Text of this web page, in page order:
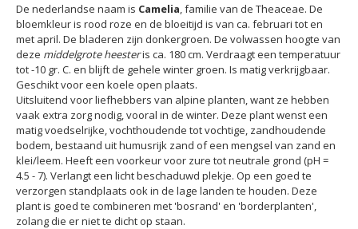
De nederlandse naam is Camelia, familie van de Theaceae. De
bloemkleur is rood roze en de bloeitijd is van ca. februari tot en
met april. De bladeren zijn donkergroen. De volwassen hoogte van
deze middelgrote heesteris ca. 180 cm. Verdraagt een temperatuur
tot -10 gr. C. en blijft de gehele winter groen. Is matig verkrijgbaar.
Geschikt voor een koele open plaats.
Uitsluitend voor liefhebbers van alpine planten, want ze hebben
vaak extra zorg nodig, vooral in de winter. Deze plant wenst een
matig voedselrijke, vochthoudende tot vochtige, zandhoudende
bodem, bestaand uit humusrijk zand of een mengsel van zand en
klei/leem. Heeft een voorkeur voor zure tot neutrale grond (pH =
4.5 - 7). Verlangt een licht beschaduwd plekje. Op een goed te
verzorgen standplaats ook in de lage landen te houden. Deze
plant is goed te combineren met 'bosrand' en 'borderplanten',
zolang die er niet te dicht op staan.